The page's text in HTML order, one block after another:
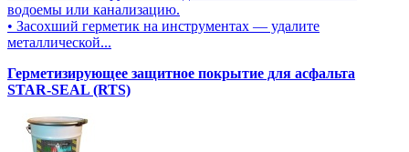
водоемы или канализацию.
• Засохший герметик на инструментах — удалите
металлической...
Герметизирующее защитное покрытие для асфальта
STAR-SEAL (RTS)